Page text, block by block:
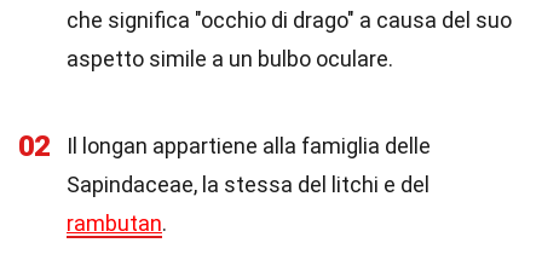
che significa "occhio di drago" a causa del suo
aspetto simile a un bulbo oculare.
02
Il longan appartiene alla famiglia delle
Sapindaceae, la stessa del litchi e del
rambutan.